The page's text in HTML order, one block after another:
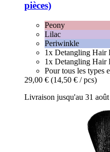
pièces)
Peony
Lilac
Periwinkle
1x Detangling Hair
1x Detangling Hair
Pour tous les types
29,00 € (14,50 € / pcs)
Livraison jusqu'au 31 août